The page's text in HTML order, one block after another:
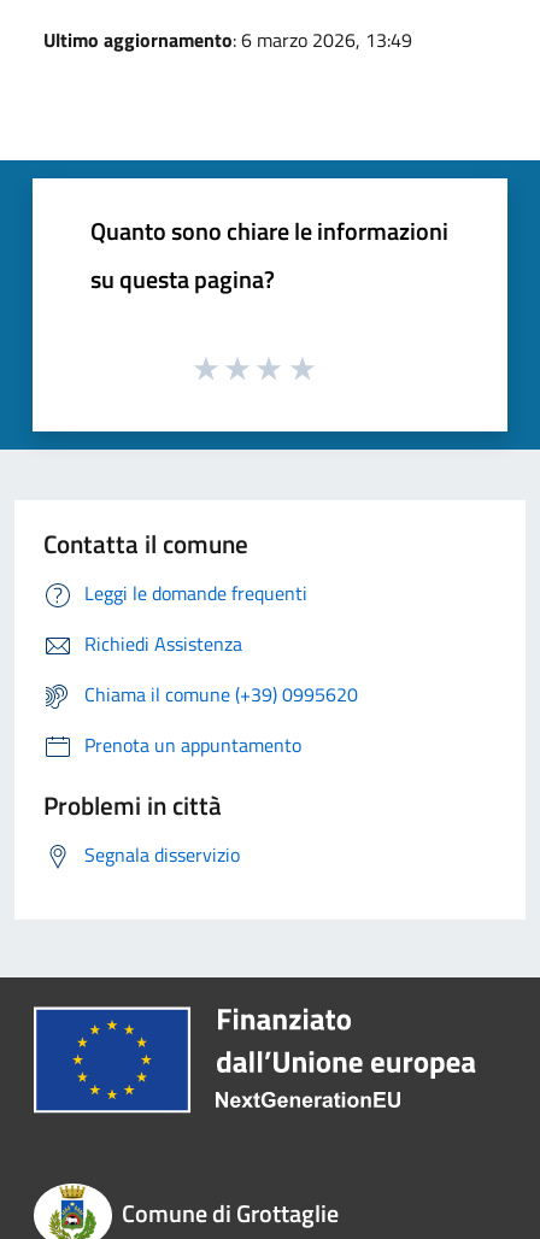
Ultimo aggiornamento: 6 marzo 2026, 13:49
Quanto sono chiare le informazioni
su questa pagina?
Contatta il comune
Leggi le domande frequenti
Richiedi Assistenza
Chiama il comune (+39) 0995620
Prenota un appuntamento
Problemi in città
Segnala disservizio
Comune di Grottaglie